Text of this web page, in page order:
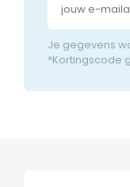
Je gegevens
*Kortingscode